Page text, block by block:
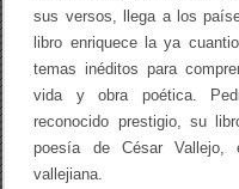
ó
)
sus versos, llega a los
libro enriquece la ya
temas inéditos para
vida y obra poética.
reconocido prestigio, su
poesía de César Vallejo,
vallejiana.